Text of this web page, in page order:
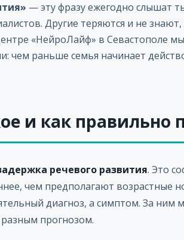
— эту фразу ежегодно слышат
Другие теряются и не
«НейроЛайф» в Севастополе
чем раньше семья начинает
и как правильно
речевого развития. Это
чем предполагают
диагноз, а симптом. За ним
прогнозом.